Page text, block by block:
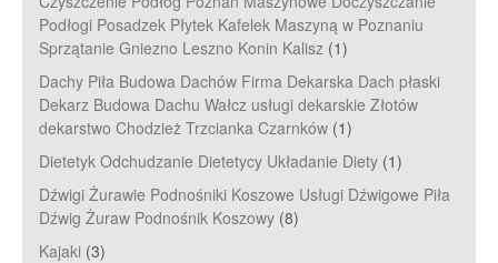
Podłogi Posadzek Płytek Kafelek Maszyną w Poznaniu
Sprzątanie Gniezno Leszno Konin Kalisz (1)
Dachy Piła Budowa Dachów Firma Dekarska Dach płaski
Dekarz Budowa Dachu Wałcz usługi dekarskie Złotów
dekarstwo Chodzież Trzcianka Czarnków (1)
Dietetyk Odchudzanie Dietetycy Układanie Diety (1)
Dźwigi Żurawie Podnośniki Koszowe Usługi Dźwigowe Piła
Dźwig Żuraw Podnośnik Koszowy (8)
Kajaki (3)